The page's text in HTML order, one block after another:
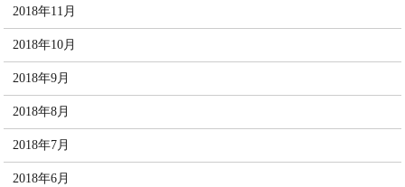
2018年11月
2018年10月
2018年9月
2018年8月
2018年7月
2018年6月